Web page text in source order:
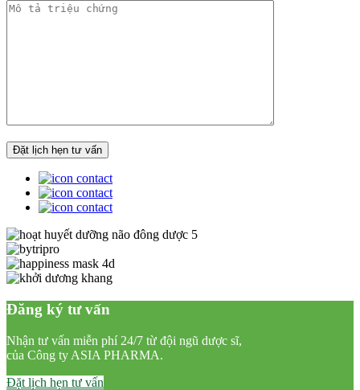
Đăng ký tư vấn
Nhận tư vấn miễn phí 24/7 từ đội ngũ dược sĩ,
của Công ty ASIA PHARMA.
Đặt lịch hẹn tư vấn